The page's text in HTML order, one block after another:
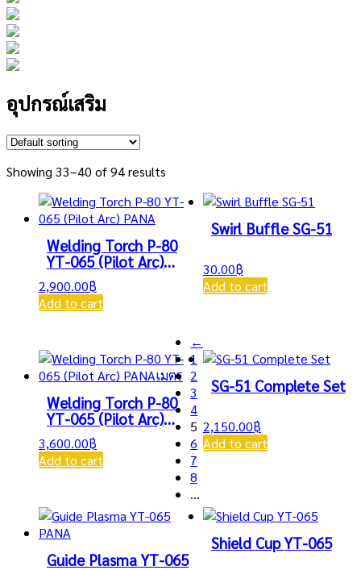
อุปกรณ์เสริม
Showing 33–40 of 94 results
Welding Torch P-80
YT-065 (Pilot Arc)
PANA
2,900.00฿
Add to cart
Swirl Buffle SG-51
30.00฿
Add to cart
Welding Torch P-80
YT-065 (Pilot Arc)
PANAเมตร
3,600.00฿
Add to cart
SG-51 Complete Set
2,150.00฿
Add to cart
Guide Plasma YT-065
Shield Cup YT-065
←
1
2
3
4
5
6
7
8
…